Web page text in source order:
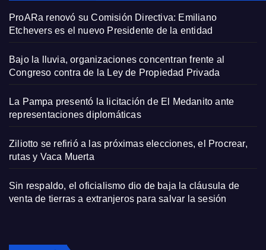
ProARa renovó su Comisión Directiva: Emiliano
Etchevers es el nuevo Presidente de la entidad
Bajo la lluvia, organizaciones concentran frente al
Congreso contra de la Ley de Propiedad Privada
La Pampa presentó la licitación de El Medanito ante
representaciones diplomáticas
Ziliotto se refirió a las próximas elecciones, el Procrear,
rutas y Vaca Muerta
Sin respaldo, el oficialismo dio de baja la cláusula de
venta de tierras a extranjeros para salvar la sesión